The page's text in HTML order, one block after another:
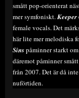
smått pop-orienterat
mer symfoniskt.
female vocals. Det
här lite mer melodiska
Sinspåminner starkt
däremot påminner
från 2007. Det är då
nuförtiden.